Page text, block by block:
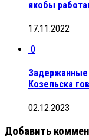
якобы
17.11.2022
0
Задержанные
Козельска
02.12.2023
Добавить